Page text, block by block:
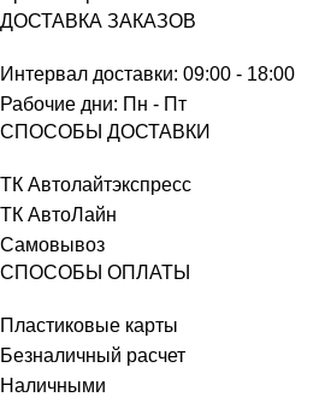
ДОСТАВКА ЗАКАЗОВ
Интервал доставки: 09:00 - 18:00
Рабочие дни: Пн - Пт
СПОСОБЫ ДОСТАВКИ
ТК Автолайтэкспресс
ТК АвтоЛайн
Самовывоз
СПОСОБЫ ОПЛАТЫ
Пластиковые карты
Безналичный расчет
Наличными